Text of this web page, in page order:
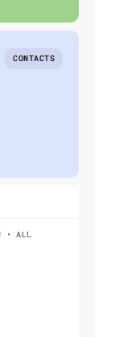
CONTACTS
• ALL